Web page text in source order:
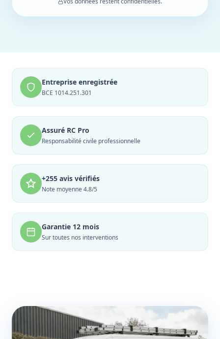
Entreprise enregistrée
BCE 1014.251.301
Assuré RC Pro
Responsabilité civile professionnelle
+255 avis vérifiés
Note moyenne 4.8/5
Garantie 12 mois
Sur toutes nos interventions